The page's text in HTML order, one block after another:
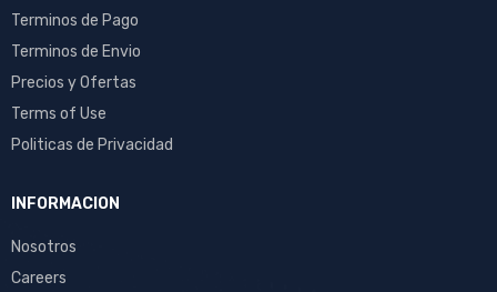
Terminos de Pago
Terminos de Envio
Precios y Ofertas
Terms of Use
Politicas de Privacidad
INFORMACION
Nosotros
Careers